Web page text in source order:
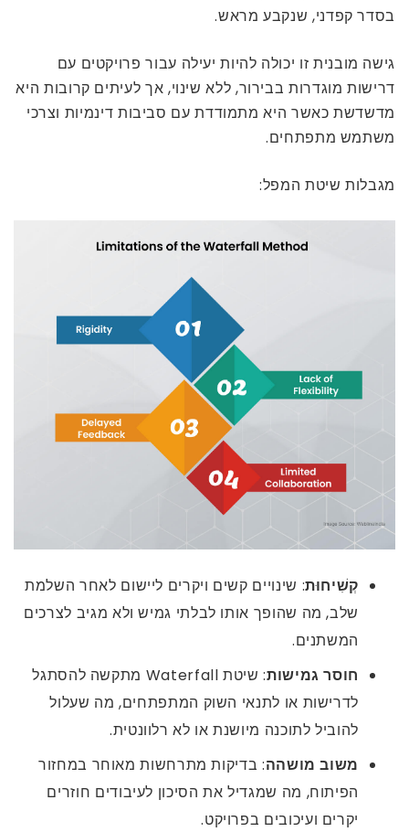
בסדר קפדני, שנקבע מראש.
גישה מובנית זו יכולה להיות יעילה עבור פרויקטים עם
דרישות מוגדרות בבירור, ללא שינוי, אך לעיתים קרובות היא
מדשדשת כאשר היא מתמודדת עם סביבות דינמיות וצרכי ​​
משתמש מתפתחים.
מגבלות שיטת המפל:
קְשִׁיחוּת: שינויים קשים ויקרים ליישום לאחר השלמת
שלב, מה שהופך אותו לבלתי גמיש ולא מגיב לצרכים
המשתנים.
חוסר גמישות
: שיטת Waterfall מתקשה להסתגל
לדרישות או לתנאי השוק המתפתחים, מה שעלול
להוביל לתוכנה מיושנת או לא רלוונטית.
משוב מושהה: בדיקות מתרחשות מאוחר במחזור
הפיתוח, מה שמגדיל את הסיכון לעיבודים חוזרים
יקרים ועיכובים בפרויקט.